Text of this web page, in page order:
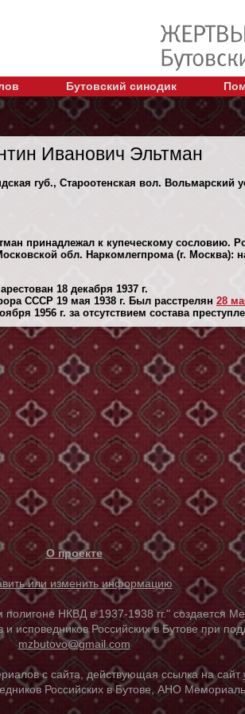
Бутовский синодик
Иванович Эльтман
губ., Староотенская вол. Вольмарский
принадлежал к купеческому сословию.
обл. Наркомлегпрома (г. Москва):
18 декaбря 1937 г.
СССР 19 мая 1938 г. Был расстрелян 28
1956 г. за отсутствием состава
О проекте
или изменить информацию
НКВД в 1937-1938 гг." создается
исповедников Российских в Бутове при
mzbutovo@gmail.com
с сайта, действующая ссылка на сайт
Российских в Бутове, АНО